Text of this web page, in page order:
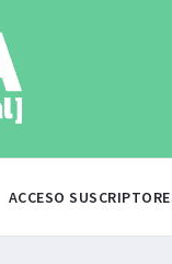
ACCESO